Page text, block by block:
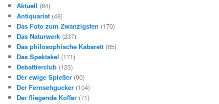
Aktuell (84)
Antiquariat (48)
Das Foto zum Zwanzigsten (170)
Das Naturwerk (237)
Das philosophische Kabarett (85)
Das Spektakel (171)
Debattierclub (123)
Der ewige Spießer (90)
Der Fernsehgucker (104)
Der fliegende Koffer (71)